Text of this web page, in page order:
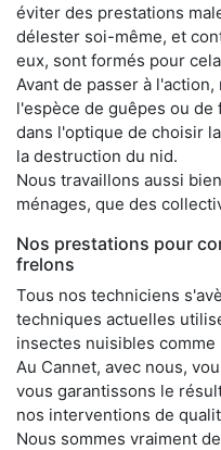
éviter des prestations
délester soi-même, et
eux, sont formés pour
Avant de passer à
l'espèce de guêpes ou
dans l'optique de choisir
la destruction du nid.
Nous travaillons aussi
ménages, que des
Nos prestations pour
frelons
Tous nos techniciens
techniques actuelles
insectes nuisibles comme
Au Cannet, avec nous,
vous garantissons le
nos interventions de
Nous sommes vraiment